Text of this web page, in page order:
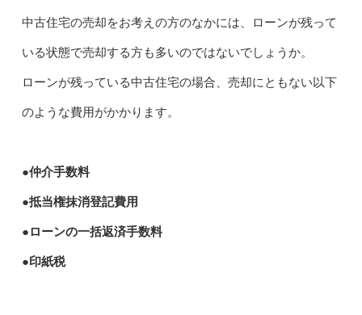
中古住宅の売却をお考えの方のなかには、ローンが残って
いる状態で売却する方も多いのではないでしょうか。
ローンが残っている中古住宅の場合、売却にともない以下
のような費用がかかります。
●仲介手数料
●抵当権抹消登記費用
●ローンの一括返済手数料
●印紙税